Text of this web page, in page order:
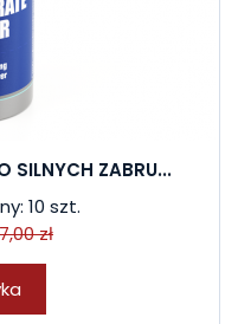
SILNYCH ZABRU...
10 szt.
zł